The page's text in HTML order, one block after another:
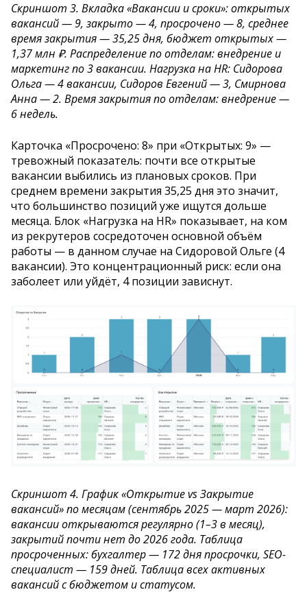
Скриншот 3. Вкладка «Вакансии и сроки»: открытых
вакансий — 9, закрыто — 4, просрочено — 8, среднее
время закрытия — 35,25 дня, бюджет открытых —
1,37 млн ₽. Распределение по отделам: внедрение и
маркетинг по 3 вакансии. Нагрузка на HR: Сидорова
Ольга — 4 вакансии, Сидоров Евгений — 3, Смирнова
Анна — 2. Время закрытия по отделам: внедрение —
6 недель.
Карточка «Просрочено: 8» при «Открытых: 9» —
тревожный показатель: почти все открытые
вакансии выбились из плановых сроков. При
среднем времени закрытия 35,25 дня это значит,
что большинство позиций уже ищутся дольше
месяца. Блок «Нагрузка на HR» показывает, на ком
из рекрутеров сосредоточен основной объём
работы — в данном случае на Сидоровой Ольге (4
вакансии). Это концентрационный риск: если она
заболеет или уйдёт, 4 позиции зависнут.
Скриншот 4. График «Открытие vs Закрытие
вакансий» по месяцам (сентябрь 2025 — март 2026):
вакансии открываются регулярно (1–3 в месяц),
закрытий почти нет до 2026 года. Таблица
просроченных: бухгалтер — 172 дня просрочки, SEO-
специалист — 159 дней. Таблица всех активных
вакансий с бюджетом и статусом.